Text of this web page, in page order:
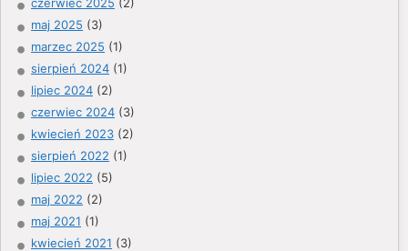
maj 2025 (3)
marzec 2025 (1)
sierpień 2024 (1)
lipiec 2024 (2)
czerwiec 2024 (3)
kwiecień 2023 (2)
sierpień 2022 (1)
lipiec 2022 (5)
maj 2022 (2)
maj 2021 (1)
kwiecień 2021 (3)